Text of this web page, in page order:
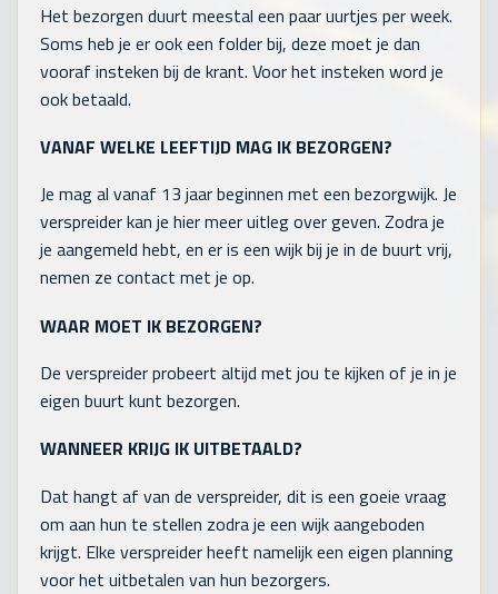
Het bezorgen duurt meestal een paar uurtjes per week.
Soms heb je er ook een folder bij, deze moet je dan
vooraf insteken bij de krant. Voor het insteken word je
ook betaald.
VANAF WELKE LEEFTIJD MAG IK BEZORGEN?
Je mag al vanaf 13 jaar beginnen met een bezorgwijk. Je
verspreider kan je hier meer uitleg over geven. Zodra je
je aangemeld hebt, en er is een wijk bij je in de buurt vrij,
nemen ze contact met je op.
WAAR MOET IK BEZORGEN?
De verspreider probeert altijd met jou te kijken of je in je
eigen buurt kunt bezorgen.
WANNEER KRIJG IK UITBETAALD?
Dat hangt af van de verspreider, dit is een goeie vraag
om aan hun te stellen zodra je een wijk aangeboden
krijgt. Elke verspreider heeft namelijk een eigen planning
voor het uitbetalen van hun bezorgers.